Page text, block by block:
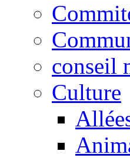
conseil
Culture